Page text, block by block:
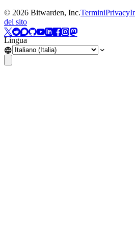
© 2026 Bitwarden, Inc.TerminiPrivacy
del sito
Lingua